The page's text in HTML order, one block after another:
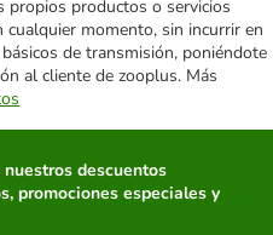
propios productos o servicios
momento, sin incurrir en
de transmisión, poniéndote
al cliente de zooplus. Más
nuestros descuentos
promociones especiales y